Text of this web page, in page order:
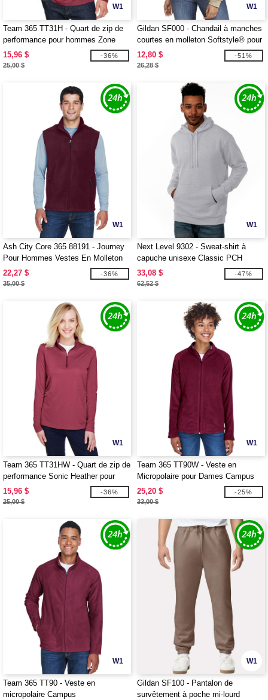
W1
Team 365 TT31H - Quart de zip de
performance pour hommes Zone
Sonic Heather
15,96 $
25,00 $
-36%
W1
Gildan SF000 - Chandail à manches
courtes en molleton Softstyle® pour
adultes
12,80 $
26,28 $
-51%
W1
Ash City Core 365 88191 - Journey
Pour Hommes Vestes En Molleton
Mc
22,27 $
35,00 $
-36%
W1
Next Level 9302 - Sweat-shirt à
capuche unisexe Classic PCH
33,08 $
62,52 $
-47%
W1
Team 365 TT31HW - Quart de zip de
performance Sonic Heather pour
femmes Zone
15,96 $
25,00 $
-36%
W1
Team 365 TT90W - Veste en
Micropolaire pour Dames Campus
25,20 $
33,00 $
-25%
W1
Team 365 TT90 - Veste en
micropolaire Campus
W1
Gildan SF100 - Pantalon de
survêtement à poche mi-lourd